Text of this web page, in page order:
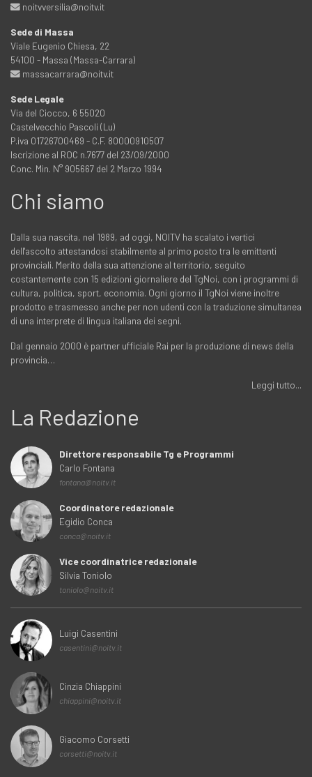
noitvversilia@noitv.it
Sede di Massa
Viale Eugenio Chiesa, 22
54100 - Massa (Massa-Carrara)
massacarrara@noitv.it
Sede Legale
Via del Ciocco, 6 55020
Castelvecchio Pascoli (Lu)
P.iva 01726700469 - C.F. 80000910507
Iscrizione al ROC n.7677 del 23/09/2000
Conc. Min. N° 905667 del 2 Marzo 1994
Chi siamo
Dalla sua nascita, nel 1989, ad oggi, NOITV ha scalato i vertici
dell'ascolto attestandosi stabilmente al primo posto tra le emittenti
provinciali. Merito della sua attenzione al territorio, seguito
costantemente con 15 edizioni giornaliere del TgNoi, con i programmi di
cultura, politica, sport, economia. Ogni giorno il TgNoi viene inoltre
prodotto e trasmesso anche per non udenti con la traduzione simultanea
di una interprete di lingua italiana dei segni.
Dal gennaio 2000 è partner ufficiale Rai per la produzione di news della
provincia…
Leggi tutto...
La Redazione
Direttore responsabile Tg e Programmi
Carlo Fontana
fontana@noitv.it
Coordinatore redazionale
Egidio Conca
conca@noitv.it
Vice coordinatrice redazionale
Silvia Toniolo
toniolo@noitv.it
Luigi Casentini
casentini@noitv.it
Cinzia Chiappini
chiappini@noitv.it
Giacomo Corsetti
corsetti@noitv.it